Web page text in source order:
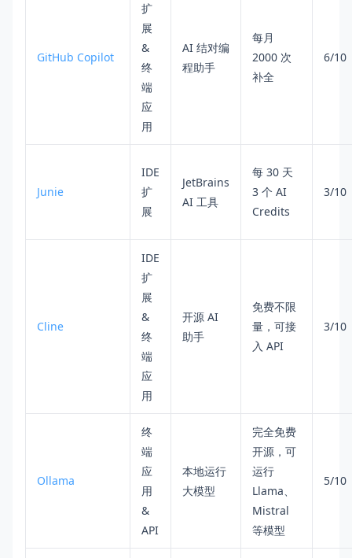
GitHub Copilot
扩
展
&
终
端
应
用
AI 结对编
程助手
每月
2000 次
补全
6/10
Junie
IDE
扩
展
JetBrains
AI 工具
每 30 天
3 个 AI
Credits
3/10
Cline
IDE
扩
展
&
终
端
应
用
开源 AI
助手
免费不限
量，可接
入 API
3/10
Ollama
终
端
应
用
&
API
本地运行
大模型
完全免费
开源，可
运行
Llama、
Mistral
等模型
5/10